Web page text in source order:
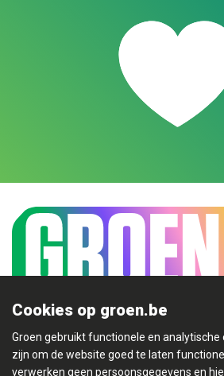
Cookies op groen.be
Groen gebruikt functionele en analytische
zijn om de website goed te laten
verwerken geen persoonsgegevens en
Mijn Groen